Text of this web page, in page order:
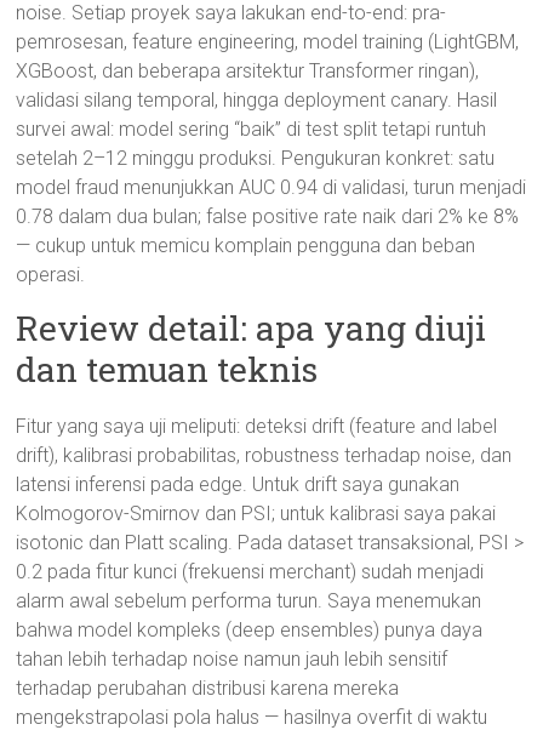
noise. Setiap proyek saya lakukan end-to-end: pra-
pemrosesan, feature engineering, model training (LightGBM,
XGBoost, dan beberapa arsitektur Transformer ringan),
validasi silang temporal, hingga deployment canary. Hasil
survei awal: model sering “baik” di test split tetapi runtuh
setelah 2–12 minggu produksi. Pengukuran konkret: satu
model fraud menunjukkan AUC 0.94 di validasi, turun menjadi
0.78 dalam dua bulan; false positive rate naik dari 2% ke 8%
— cukup untuk memicu komplain pengguna dan beban
operasi.
Review detail: apa yang diuji
dan temuan teknis
Fitur yang saya uji meliputi: deteksi drift (feature and label
drift), kalibrasi probabilitas, robustness terhadap noise, dan
latensi inferensi pada edge. Untuk drift saya gunakan
Kolmogorov-Smirnov dan PSI; untuk kalibrasi saya pakai
isotonic dan Platt scaling. Pada dataset transaksional, PSI >
0.2 pada fitur kunci (frekuensi merchant) sudah menjadi
alarm awal sebelum performa turun. Saya menemukan
bahwa model kompleks (deep ensembles) punya daya
tahan lebih terhadap noise namun jauh lebih sensitif
terhadap perubahan distribusi karena mereka
mengekstrapolasi pola halus — hasilnya overfit di waktu